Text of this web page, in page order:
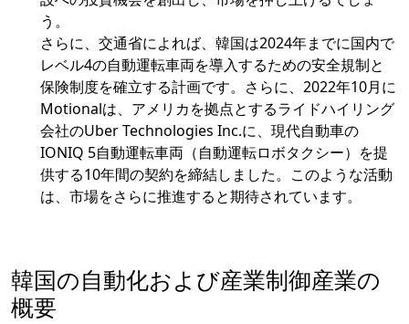
う。
さらに、交通省によれば、韓国は2024年までに国内で
レベル4の自動運転車両を導入するための安全規制と
保険制度を確立する計画です。さらに、2022年10月に
Motionalは、アメリカを拠点とするライドハイリング
会社のUber Technologies Inc.に、現代自動車の
IONIQ 5自動運転車両（自動運転ロボタクシー）を提
供する10年間の契約を締結しました。このような活動
は、市場をさらに推進すると期待されています。
韓国の自動化および産業制御産業の
概要